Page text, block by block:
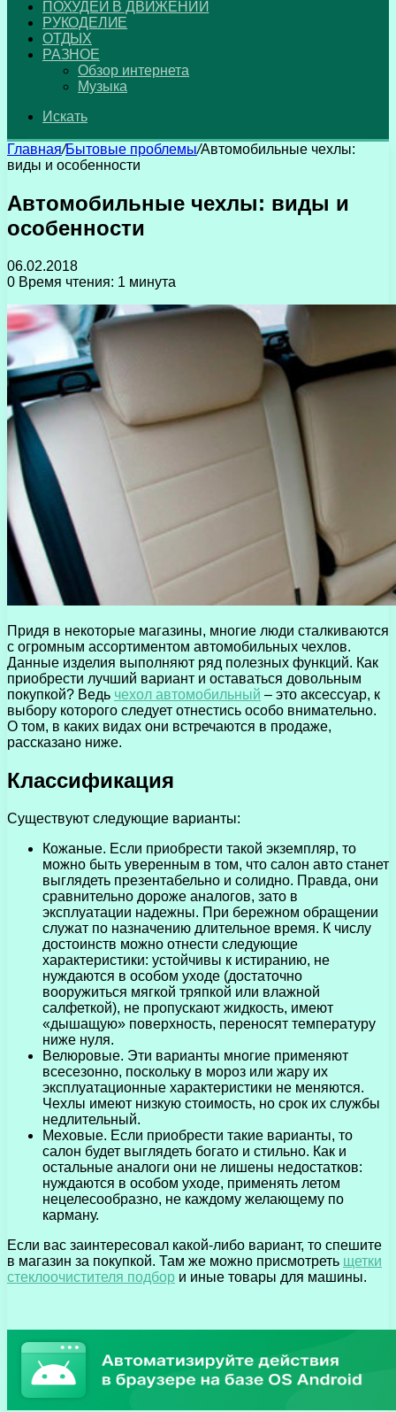
ПОХУДЕЙ В ДВИЖЕНИИ
РУКОДЕЛИЕ
ОТДЫХ
РАЗНОЕ
Обзор интернета
Музыка
Искать
Главная/Бытовые проблемы/Автомобильные чехлы:
виды и особенности
Автомобильные чехлы: виды и
особенности
06.02.2018
0 Время чтения: 1 минута
Придя в некоторые магазины, многие люди сталкиваются
с огромным ассортиментом автомобильных чехлов.
Данные изделия выполняют ряд полезных функций. Как
приобрести лучший вариант и оставаться довольным
покупкой? Ведь чехол автомобильный – это аксессуар, к
выбору которого следует отнестись особо внимательно.
О том, в каких видах они встречаются в продаже,
рассказано ниже.
Классификация
Существуют следующие варианты:
Кожаные. Если приобрести такой экземпляр, то
можно быть уверенным в том, что салон авто станет
выглядеть презентабельно и солидно. Правда, они
сравнительно дороже аналогов, зато в
эксплуатации надежны. При бережном обращении
служат по назначению длительное время. К числу
достоинств можно отнести следующие
характеристики: устойчивы к истиранию, не
нуждаются в особом уходе (достаточно
вооружиться мягкой тряпкой или влажной
салфеткой), не пропускают жидкость, имеют
«дышащую» поверхность, переносят температуру
ниже нуля.
Велюровые. Эти варианты многие применяют
всесезонно, поскольку в мороз или жару их
эксплуатационные характеристики не меняются.
Чехлы имеют низкую стоимость, но срок их службы
недлительный.
Меховые. Если приобрести такие варианты, то
салон будет выглядеть богато и стильно. Как и
остальные аналоги они не лишены недостатков:
нуждаются в особом уходе, применять летом
нецелесообразно, не каждому желающему по
карману.
Если вас заинтересовал какой-либо вариант, то спешите
в магазин за покупкой. Там же можно присмотреть щетки
стеклоочистителя подбор и иные товары для машины.